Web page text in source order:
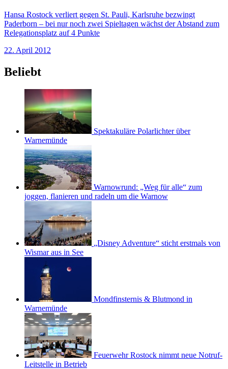
Hansa Rostock verliert gegen St. Pauli, Karlsruhe bezwingt
Paderborn – bei nur noch zwei Spieltagen wächst der Abstand zum
Relegationsplatz auf 4 Punkte
22. April 2012
Beliebt
Spektakuläre Polarlichter über
Warnemünde
Warnowrund: „Weg für alle“ zum
joggen, flanieren und radeln um die Warnow
„Disney Adventure“ sticht erstmals von
Wismar aus in See
Mondfinsternis & Blutmond in
Warnemünde
Feuerwehr Rostock nimmt neue Notruf-
Leitstelle in Betrieb